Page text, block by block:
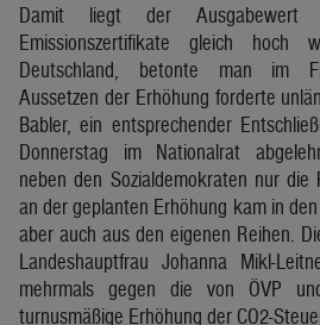
Damit liegt der Ausgabewert
Emissionszertifikate gleich hoch
Deutschland, betonte man im
Aussetzen der Erhöhung forderte
Babler, ein entsprechender
Donnerstag im Nationalrat
neben den Sozialdemokraten nur die
an der geplanten Erhöhung kam in
aber auch aus den eigenen Reihen.
Landeshauptfrau Johanna Mikl-
mehrmals gegen die von ÖVP
turnusmäßige Erhöhung der CO2-